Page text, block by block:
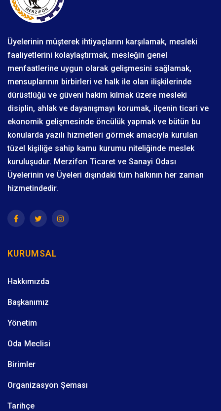
Üyelerinin müşterek ihtiyaçlarını karşılamak, mesleki
faaliyetlerini kolaylaştırmak, mesleğin genel
menfaatlerine uygun olarak gelişmesini sağlamak,
mensuplarının birbirleri ve halk ile olan ilişkilerinde
dürüstlüğü ve güveni hakim kılmak üzere mesleki
disiplin, ahlak ve dayanışmayı korumak, ilçenin ticari ve
ekonomik gelişmesinde öncülük yapmak ve bütün bu
konularda yazılı hizmetleri görmek amacıyla kurulan
tüzel kişiliğe sahip kamu kurumu niteliğinde meslek
kuruluşudur. Merzifon Ticaret ve Sanayi Odası
Üyelerinin ve Üyeleri dışındaki tüm halkının her zaman
hizmetindedir.
KURUMSAL
Hakkımızda
Başkanımız
Yönetim
Oda Meclisi
Birimler
Organizasyon Şeması
Tarihçe